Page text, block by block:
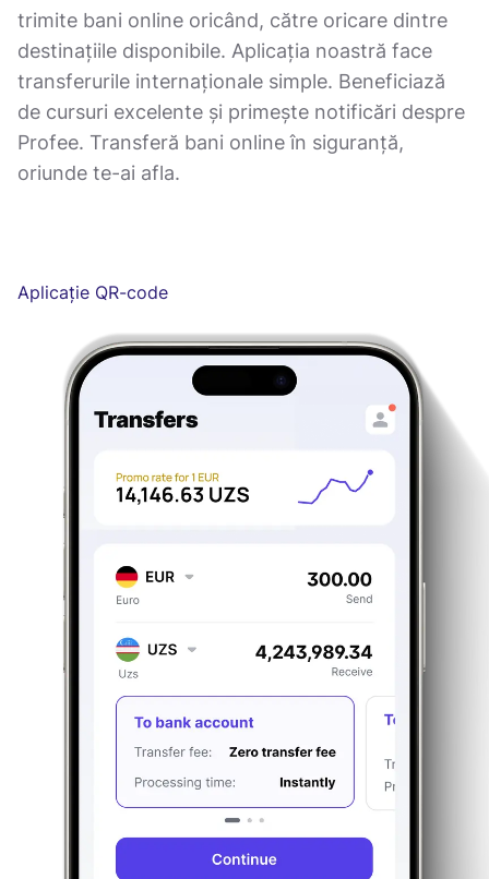
trimite bani online oricând, către oricare dintre
destinațiile disponibile. Aplicația noastră face
transferurile internaționale simple. Beneficiază
de cursuri excelente și primește notificări despre
Profee. Transferă bani online în siguranță,
oriunde te-ai afla.
Aplicație QR-code